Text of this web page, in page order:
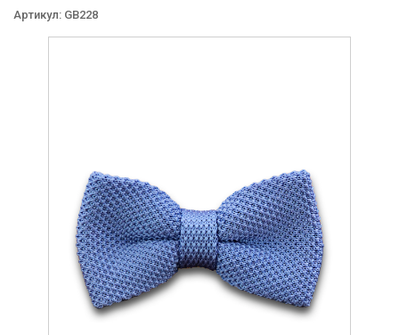
Артикул: GB228